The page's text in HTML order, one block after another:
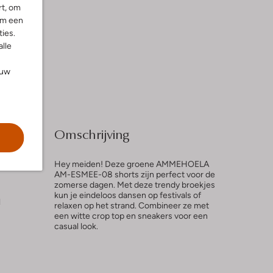
om
een
Omschrijving
Hey meiden! Deze groene AMMEHOELA
AM-ESMEE-08 shorts zijn perfect voor de
zomerse dagen. Met deze trendy broekjes
kun je eindeloos dansen op festivals of
relaxen op het strand. Combineer ze met
een witte crop top en sneakers voor een
casual look.